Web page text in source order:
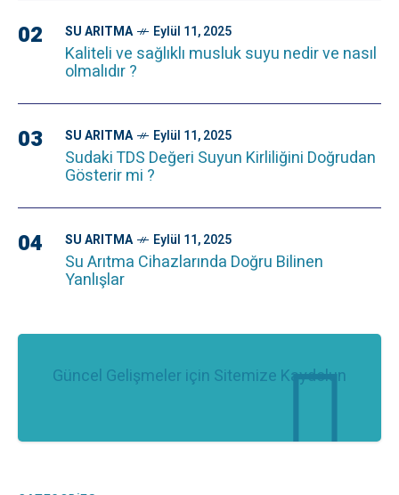
02 SU ARITMA Eylül 11, 2025
Kaliteli ve sağlıklı musluk suyu nedir ve nasıl
olmalıdır ?
03 SU ARITMA Eylül 11, 2025
Sudaki TDS Değeri Suyun Kirliliğini Doğrudan
Gösterir mi ?
04 SU ARITMA Eylül 11, 2025
Su Arıtma Cihazlarında Doğru Bilinen
Yanlışlar
Güncel Gelişmeler için Sitemize Kaydolun